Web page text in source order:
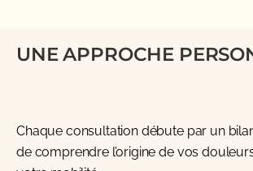
UNE APPROCHE
Chaque consultation débute par un
de comprendre l’origine de vos